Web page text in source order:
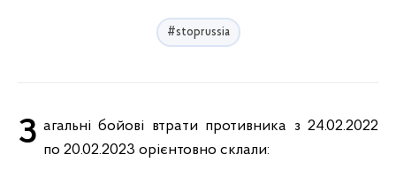
#stoprussia
Загальні бойові втрати противника з 24.02.2022 по 20.02.2023 орієнтовно склали: